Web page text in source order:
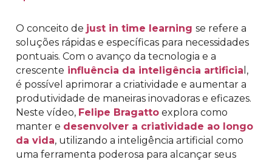
O conceito de just in time learning se refere a
soluções rápidas e específicas para necessidades
pontuais. Com o avanço da tecnologia e a
crescente influência da inteligência artificia l,
é possível aprimorar a criatividade e aumentar a
produtividade de maneiras inovadoras e eficazes.
Neste vídeo, Felipe Bragatto explora como
manter e desenvolver a criatividade ao longo
da vida, utilizando a inteligência artificial como
uma ferramenta poderosa para alcançar seus